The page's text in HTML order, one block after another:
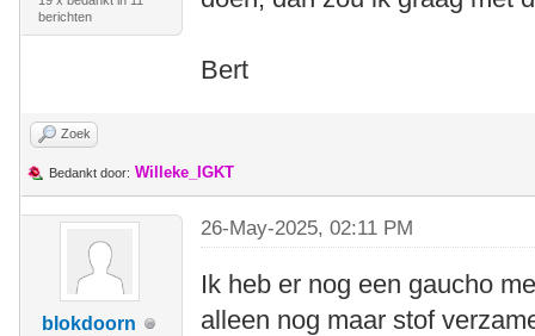
berichten
Bert
Zoek
Bedankt door: Willeke_IGKT
blokdoorn
26-May-2025, 02:11 PM
Ik heb er nog een gaucho
alleen nog maar stof